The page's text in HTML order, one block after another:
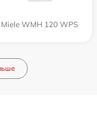
Miele WMH 120 WPS